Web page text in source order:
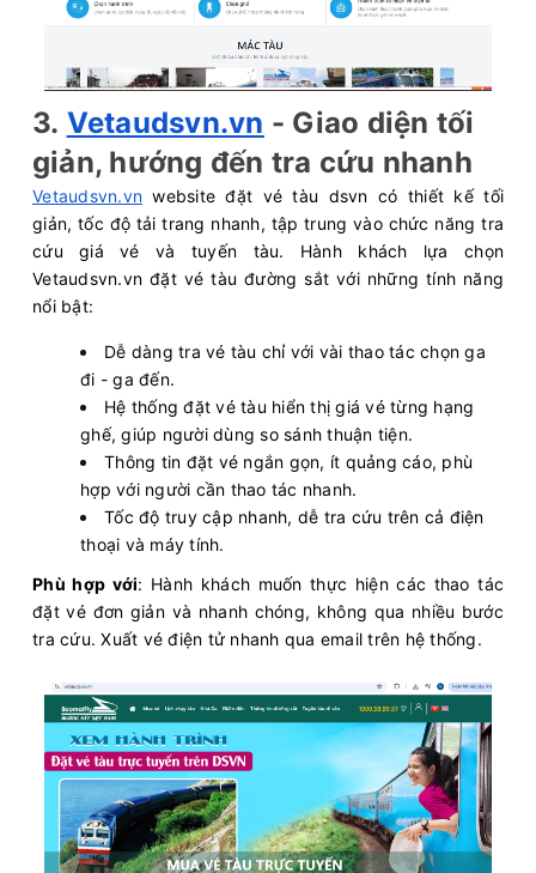
3. Vetaudsvn.vn - Giao diện tối
giản, hướng đến tra cứu nhanh
Vetaudsvn.vn website đặt vé tàu dsvn có thiết kế tối
giản, tốc độ tải trang nhanh, tập trung vào chức năng tra
cứu giá vé và tuyến tàu. Hành khách lựa chọn
Vetaudsvn.vn đặt vé tàu đường sắt với những tính năng
nổi bật:
Dễ dàng tra vé tàu chỉ với vài thao tác chọn ga
đi - ga đến.
Hệ thống đặt vé tàu hiển thị giá vé từng hạng
ghế, giúp người dùng so sánh thuận tiện.
Thông tin đặt vé ngắn gọn, ít quảng cáo, phù
hợp với người cần thao tác nhanh.
Tốc độ truy cập nhanh, dễ tra cứu trên cả điện
thoại và máy tính.
Phù hợp với: Hành khách muốn thực hiện các thao tác
đặt vé đơn giản và nhanh chóng, không qua nhiều bước
tra cứu. Xuất vé điện tử nhanh qua email trên hệ thống.